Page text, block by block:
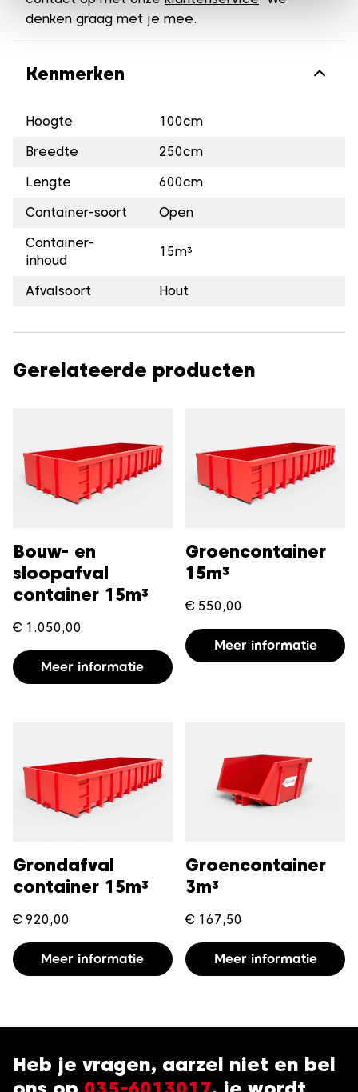
denken graag met je mee.
Kenmerken
Hoogte
100cm
Breedte
250cm
Lengte
600cm
Container-soort
Open
Container-
inhoud
15m³
Afvalsoort Hout
Gerelateerde producten
Bouw- en
sloopafval
container 15m³
€ 1.050,00
Meer informatie
Groencontainer
15m³
€ 550,00
Meer informatie
Grondafval
container 15m³
€ 920,00
Meer informatie
Groencontainer
3m³
€ 167,50
Meer informatie
Heb je vragen, aarzel niet en bel